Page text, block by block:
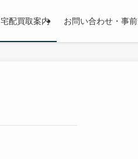
宅配買取案内 お問い合わせ・事